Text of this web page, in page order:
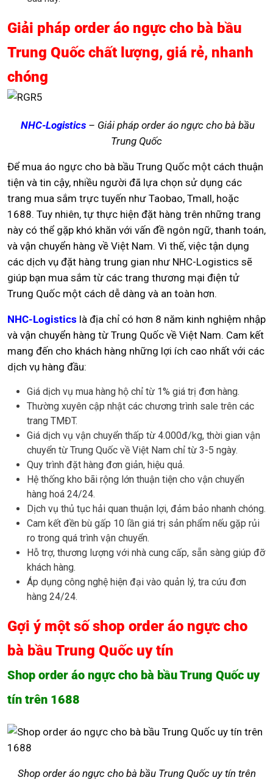
Giải pháp order áo ngực cho bà bầu
Trung Quốc chất lượng, giá rẻ, nhanh
chóng
NHC-Logistics – Giải pháp order áo ngực cho bà bầu
Trung Quốc
Để mua áo ngực cho bà bầu Trung Quốc một cách thuận
tiện và tin cậy, nhiều người đã lựa chọn sử dụng các
trang mua sắm trực tuyến như Taobao, Tmall, hoặc
1688. Tuy nhiên, tự thực hiện đặt hàng trên những trang
này có thể gặp khó khăn với vấn đề ngôn ngữ, thanh toán,
và vận chuyển hàng về Việt Nam. Vì thế, việc tận dụng
các dịch vụ đặt hàng trung gian như NHC-Logistics sẽ
giúp bạn mua sắm từ các trang thương mại điện tử
Trung Quốc một cách dễ dàng và an toàn hơn.
NHC-Logistics là địa chỉ có hơn 8 năm kinh nghiệm nhập
và vận chuyển hàng từ Trung Quốc về Việt Nam. Cam kết
mang đến cho khách hàng những lợi ích cao nhất với các
dịch vụ hàng đầu:
Giá dịch vụ mua hàng hộ chỉ từ 1% giá trị đơn hàng.
Thường xuyên cập nhật các chương trình sale trên các
trang TMĐT.
Giá dịch vụ vận chuyển thấp từ 4.000đ/kg, thời gian vận
chuyển từ Trung Quốc về Việt Nam chỉ từ 3-5 ngày.
Quy trình đặt hàng đơn giản, hiệu quả.
Hệ thống kho bãi rộng lớn thuận tiện cho vận chuyển
hàng hoá 24/24.
Dịch vụ thủ tục hải quan thuận lợi, đảm bảo nhanh chóng.
Cam kết đền bù gấp 10 lần giá trị sản phẩm nếu gặp rủi
ro trong quá trình vận chuyển.
Hỗ trợ, thương lượng với nhà cung cấp, sẵn sàng giúp đỡ
khách hàng.
Áp dụng công nghệ hiện đại vào quản lý, tra cứu đơn
hàng 24/24.
Gợi ý một số shop order áo ngực cho
bà bầu Trung Quốc uy tín
Shop order áo ngực cho bà bầu Trung Quốc uy
tín trên 1688
Shop order áo ngực cho bà bầu Trung Quốc uy tín trên